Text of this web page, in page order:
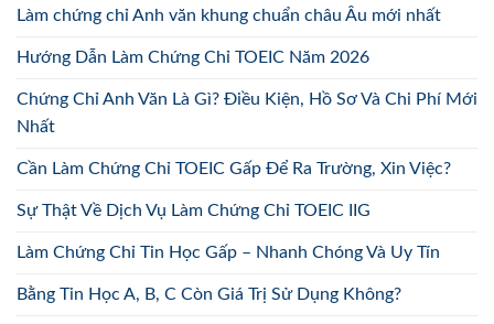
Làm chứng chỉ Anh văn khung chuẩn châu Âu mới nhất
Hướng Dẫn Làm Chứng Chỉ TOEIC Năm 2026
Chứng Chỉ Anh Văn Là Gì? Điều Kiện, Hồ Sơ Và Chi Phí Mới
Nhất
Cần Làm Chứng Chỉ TOEIC Gấp Để Ra Trường, Xin Việc?
Sự Thật Về Dịch Vụ Làm Chứng Chỉ TOEIC IIG
Làm Chứng Chỉ Tin Học Gấp – Nhanh Chóng Và Uy Tín
Bằng Tin Học A, B, C Còn Giá Trị Sử Dụng Không?